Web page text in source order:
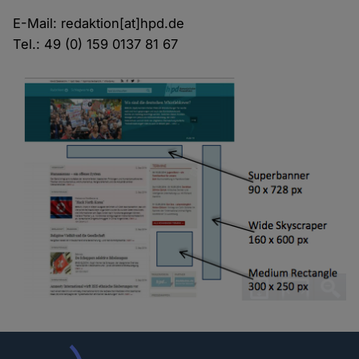
E-Mail: redaktion[at]hpd.de
Tel.: 49 (0) 159 0137 81 67